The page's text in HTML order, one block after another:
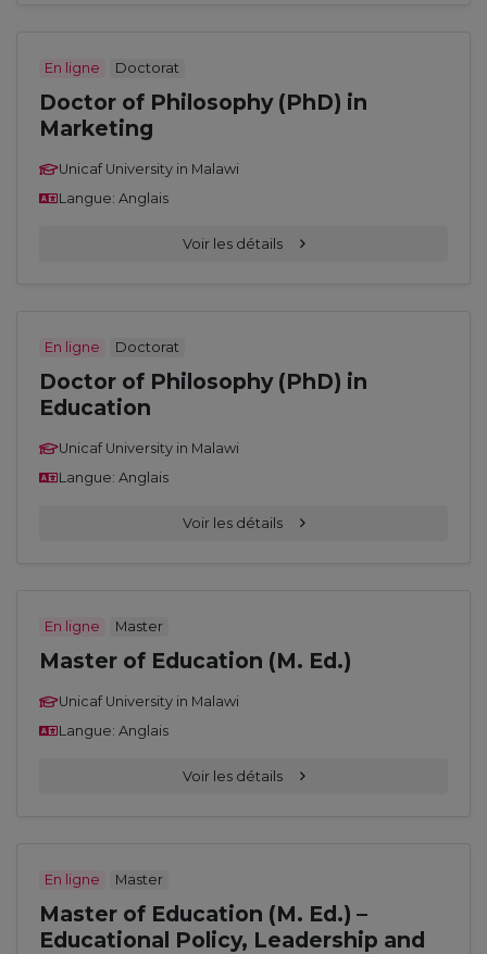
En ligne Doctorat
Doctor of Philosophy (PhD) in
Marketing
Unicaf University in Malawi
Langue: Anglais
Voir les détails
En ligne Doctorat
Doctor of Philosophy (PhD) in
Education
Unicaf University in Malawi
Langue: Anglais
Voir les détails
En ligne Master
Master of Education (M. Ed.)
Unicaf University in Malawi
Langue: Anglais
Voir les détails
En ligne Master
Master of Education (M. Ed.) –
Educational Policy, Leadership and